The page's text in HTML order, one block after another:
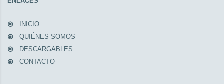
INICIO
QUIÉNES SOMOS
DESCARGABLES
CONTACTO